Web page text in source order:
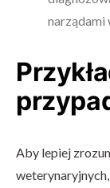
narządami
Aby lepiej